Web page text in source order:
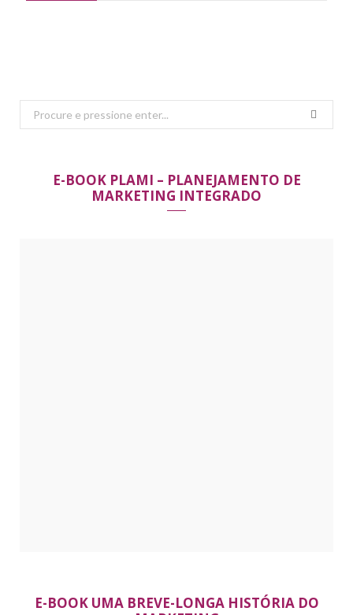
Search
for:
E-BOOK PLAMI – PLANEJAMENTO DE
MARKETING INTEGRADO
E-BOOK UMA BREVE-LONGA HISTÓRIA DO